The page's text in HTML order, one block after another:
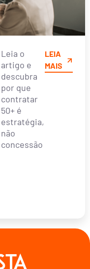
Leia o
artigo e
descubra
por que
contratar
50+ é
estratégia,
não
concessão
LEIA
MAIS